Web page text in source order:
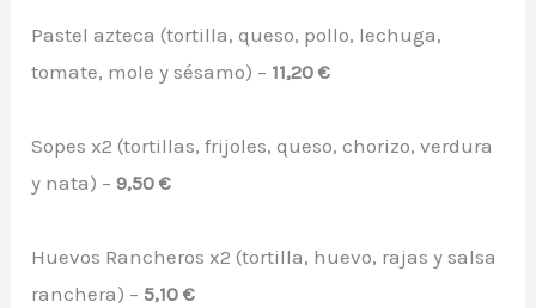
Pastel azteca (tortilla, queso, pollo, lechuga,
tomate, mole y sésamo) – 11,20 €
Sopes x2 (tortillas, frijoles, queso, chorizo, verdura
y nata) –9,50 €
Huevos Rancheros x2 (tortilla, huevo, rajas y salsa
ranchera) –5,10 €